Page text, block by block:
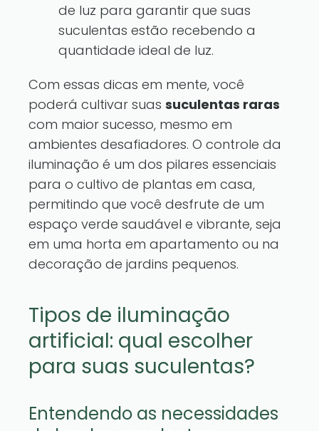
de luz para garantir que suas
suculentas estão recebendo a
quantidade ideal de luz.
Com essas dicas em mente, você
poderá cultivar suas suculentas raras
com maior sucesso, mesmo em
ambientes desafiadores. O controle da
iluminação é um dos pilares essenciais
para o cultivo de plantas em casa,
permitindo que você desfrute de um
espaço verde saudável e vibrante, seja
em uma horta em apartamento ou na
decoração de jardins pequenos.
Tipos de iluminação
artificial: qual escolher
para suas suculentas?
Entendendo as necessidades